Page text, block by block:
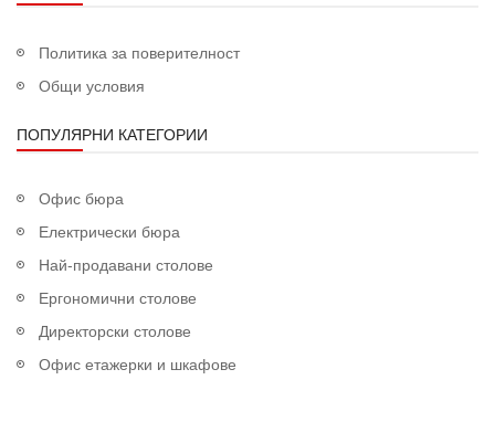
Политика за поверителност
Общи условия
ПОПУЛЯРНИ КАТЕГОРИИ
Офис бюра
Електрически бюра
Най-продавани столове
Ергономични столове
Директорски столове
Офис етажерки и шкафове